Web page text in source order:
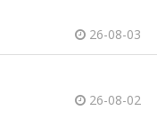
26-08-03
26-08-02